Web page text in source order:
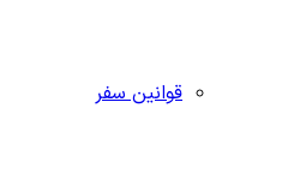
قوانین سفر